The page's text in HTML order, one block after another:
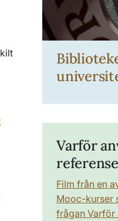
Varför
Film från en
Mooc-kurser
frågan Varför